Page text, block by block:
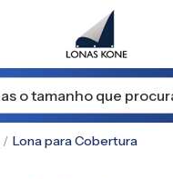
Lona para Cobertura